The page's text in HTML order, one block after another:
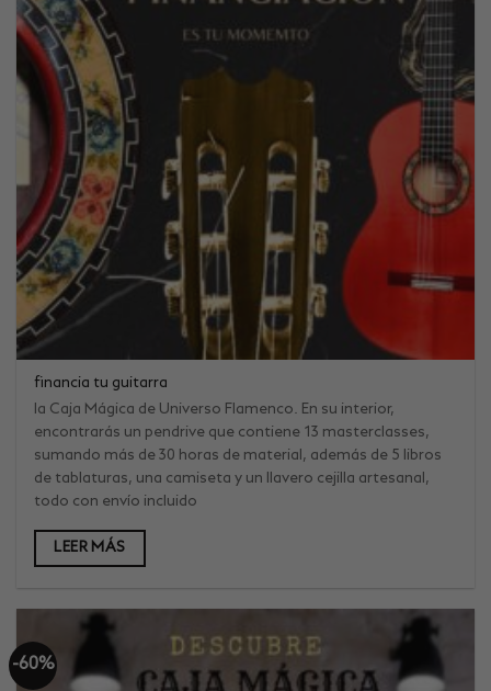
financia tu guitarra
la Caja Mágica de Universo Flamenco. En su interior,
encontrarás un pendrive que contiene 13 masterclasses,
sumando más de 30 horas de material, además de 5 libros
de tablaturas, una camiseta y un llavero cejilla artesanal,
todo con envío incluido
LEER MÁS
-60%